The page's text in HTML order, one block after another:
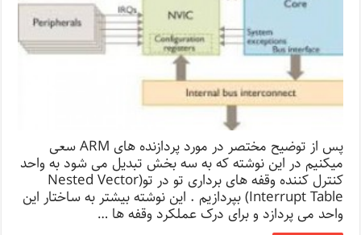
پس از توضیح مختصر در مورد پردازنده های ARM سعی
میکنیم در این نوشته که به سه بخش تبدیل می شود به واحد
کنترل کننده وقفه های برداری تو در تو(Nested Vector
Interrupt Table) بپردازیم . این نوشته بیشتر به ساختار این
واحد می پردازد و برای درک عملکرد وقفه ها …